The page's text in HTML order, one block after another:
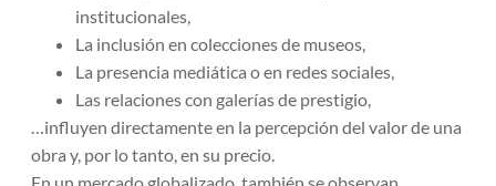
institucionales,
La inclusión en colecciones de museos,
La presencia mediática o en redes sociales,
Las relaciones con galerías de prestigio,
…influyen directamente en la percepción del valor de una
obra y, por lo tanto, en su precio.